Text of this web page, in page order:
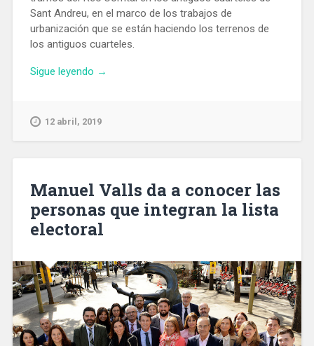
Sant Andreu, en el marco de los trabajos de
urbanización que se están haciendo los terrenos de
los antiguos cuarteles.
Sigue leyendo «Localizados
del
antiguos
cuarteles
de
→
12 abril, 2019
Manuel Valls da a conocer las
personas que integran la lista
electoral